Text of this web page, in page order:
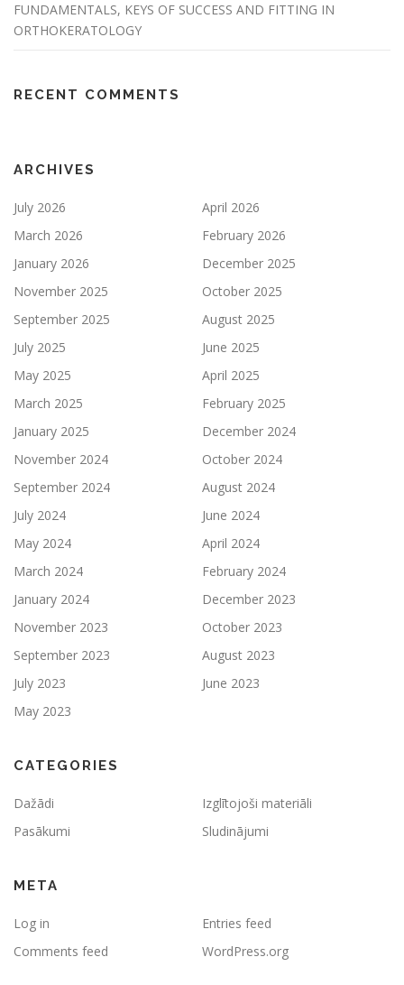
FUNDAMENTALS, KEYS OF SUCCESS AND FITTING IN
ORTHOKERATOLOGY
RECENT COMMENTS
ARCHIVES
July 2026
April 2026
March 2026
February 2026
January 2026
December 2025
November 2025
October 2025
September 2025
August 2025
July 2025
June 2025
May 2025
April 2025
March 2025
February 2025
January 2025
December 2024
November 2024
October 2024
September 2024
August 2024
July 2024
June 2024
May 2024
April 2024
March 2024
February 2024
January 2024
December 2023
November 2023
October 2023
September 2023
August 2023
July 2023
June 2023
May 2023
CATEGORIES
Dažādi
Izglītojoši materiāli
Pasākumi
Sludinājumi
META
Log in
Entries feed
Comments feed
WordPress.org